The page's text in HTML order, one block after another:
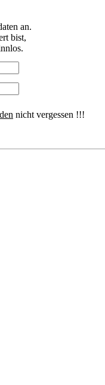
an.
bist,
nicht vergessen !!!